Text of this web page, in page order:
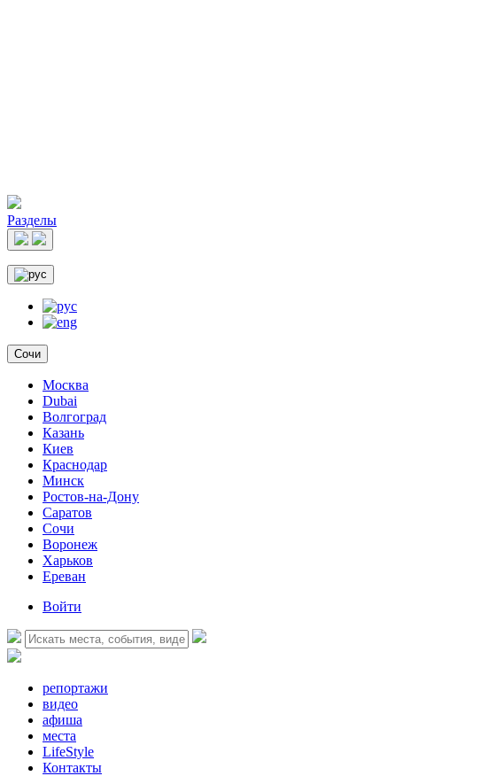
Разделы
Сочи
Москва
Dubai
Волгоград
Казань
Киев
Краснодар
Минск
Ростов-на-Дону
Саратов
Сочи
Воронеж
Харьков
Ереван
Войти
репортажи
видео
афиша
места
LifeStyle
Контакты